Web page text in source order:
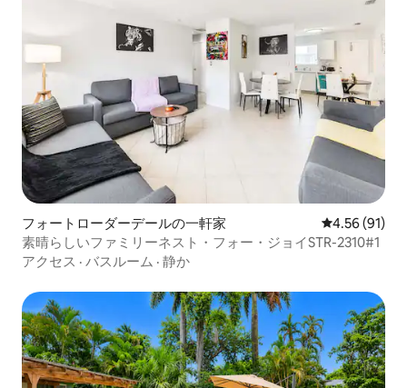
フォートローダーデールの一軒家 レビュー91
4.56 (91)
素晴らしいファミリーネスト・フォー・ジョイSTR-2310#1
アクセス · バスルーム · 静か